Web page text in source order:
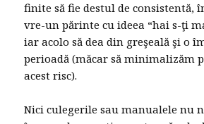
finite să fie destul de consistentă,
vre-un părinte cu ideea “hai s-ţi
iar acolo să dea din greşeală şi o
perioadă (măcar să minimalizăm
acest risc).
Nici culegerile sau manualele nu